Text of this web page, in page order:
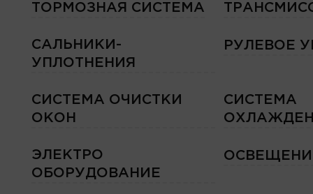
ТОРМОЗНАЯ СИСТЕМА
САЛЬНИКИ-
УПЛОТНЕНИЯ
РУЛЕВОЕ
СИСТЕМА ОЧИСТКИ
ОКОН
СИСТЕМА
ЭЛЕКТРО
ОБОРУДОВАНИЕ